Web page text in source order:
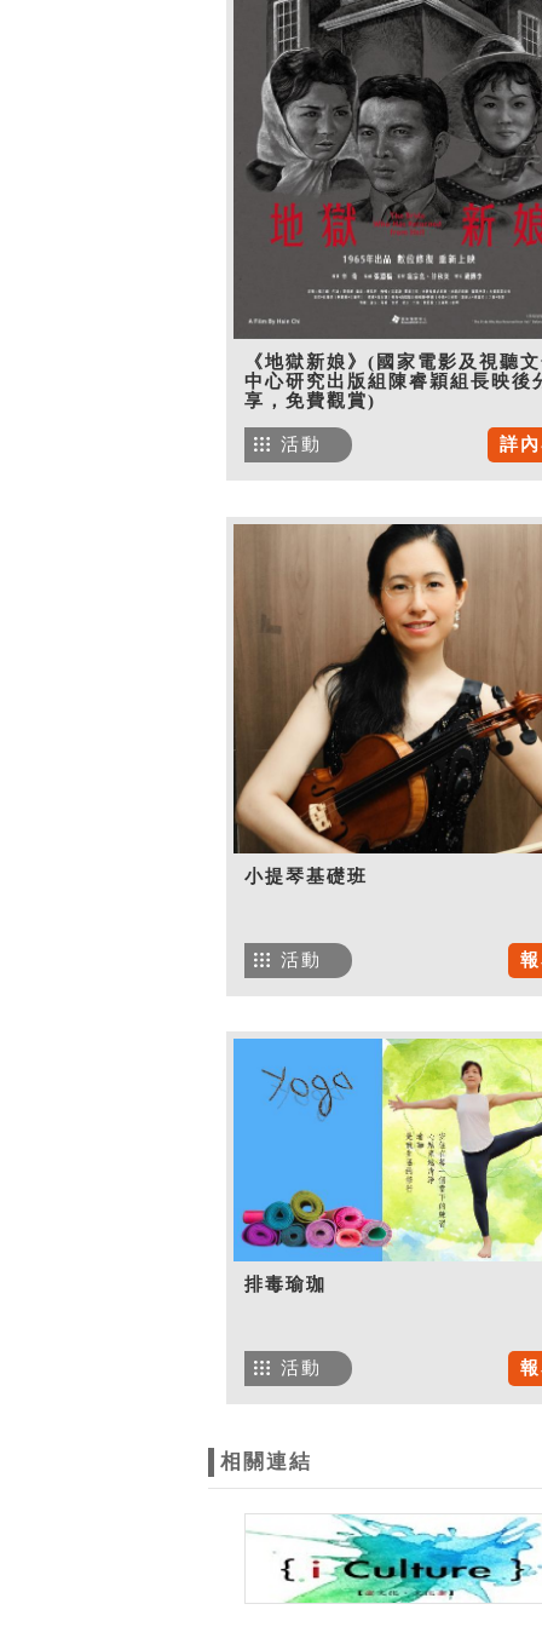
《地獄新娘》(國家電影及視聽
中心研究出版組陳睿穎組長映後
享，免費觀賞)
詳
活動
小提琴基礎班
活動
排毒瑜珈
活動
相關連結